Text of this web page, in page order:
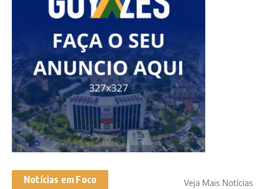
Notícias em Foco Veja Mais Notícias